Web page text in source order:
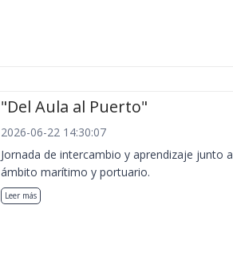
"Del Aula al Puerto"
2026-06-22 14:30:07
Jornada de intercambio y aprendizaje junto
ámbito marítimo y portuario.
Leer más